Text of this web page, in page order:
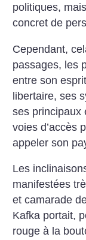
politiques,
concret de
Cependant,
passages, les
entre son
libertaire, ses
ses principaux
voies d’accès
appeler son
Les
manifestées
et camarade
Kafka portait,
rouge à la